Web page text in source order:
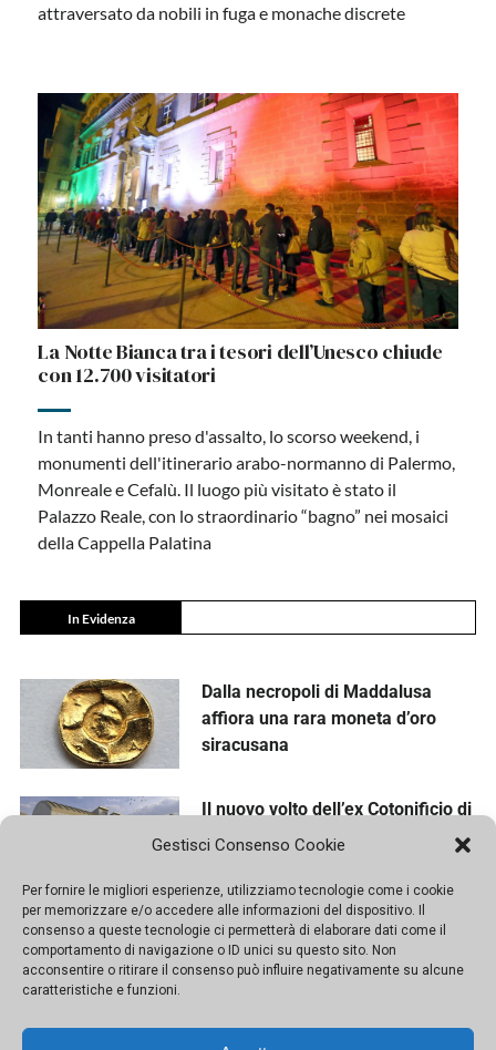
Gestisci Consenso Cookie
Per fornire le migliori esperienze, utilizziamo tecnologie come i cookie
per memorizzare e/o accedere alle informazioni del dispositivo. Il
consenso a queste tecnologie ci permetterà di elaborare dati come il
comportamento di navigazione o ID unici su questo sito. Non
acconsentire o ritirare il consenso può influire negativamente su alcune
caratteristiche e funzioni.
attraversato da nobili in fuga e monache discrete
La Notte Bianca tra i tesori dell’Unesco chiude
con 12.700 visitatori
In tanti hanno preso d'assalto, lo scorso weekend, i
monumenti dell'itinerario arabo-normanno di Palermo,
Monreale e Cefalù. Il luogo più visitato è stato il
Palazzo Reale, con lo straordinario “bagno” nei mosaici
della Cappella Palatina
In Evidenza
Dalla necropoli di Maddalusa
affiora una rara moneta d’oro
siracusana
Il nuovo volto dell’ex Cotonificio di
Palermo tra cultura, sport e verde
Messina e la Vara, cento anni di
fede nel segno della comunità
Prove di rinascita per Baglio